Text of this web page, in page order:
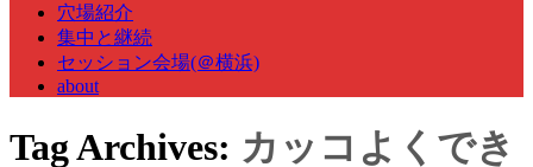
穴場紹介
集中と継続
セッション会場(＠横浜)
about
Tag Archives: カッコよくでき